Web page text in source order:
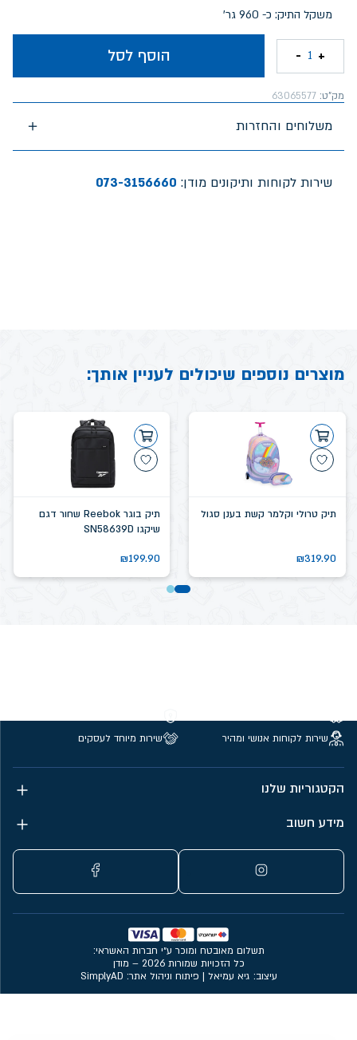
משקל התיק: כ- 960 גר'
הוסף לסל +
1
-
מק"ט: 63065577
משלוחים והחזרות
שירות לקוחות ותיקונים מודן: 073-3156660
מוצרים נוספים שיכולים לעניין אותך:
תיק טרולי וקלמר קשת בענן סגול
₪319.90
תיק בוגר Reebok שחור דגם
שיקגו SN58639D
₪199.90
שירות לקוחות אנושי ומהיר
שירות מיוחד לעסקים
הקטגוריות שלנו
מידע חשוב
עיצוב: גיא עמיאל | פיתוח וניהול אתר: SimplyAD
תשלום מאובטח ומוכר ע״י חברות האשראי:
כל הזכויות שמורות 2026 – מודן